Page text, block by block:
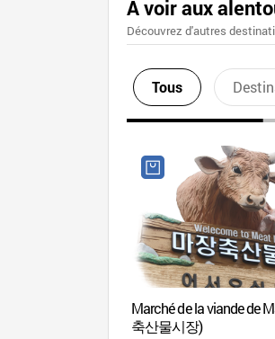
A voir aux
Découvrez d'autres
Tous
Marché de la viande de
축산물시장)